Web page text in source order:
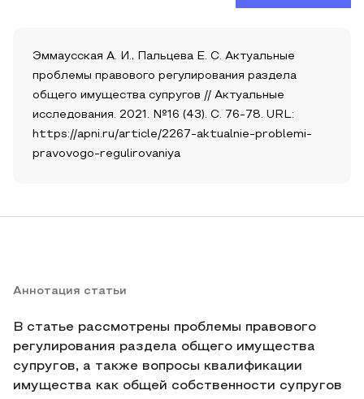
Эммаусская А. И., Пальцева Е. С. Актуальные
проблемы правового регулирования раздела
общего имущества супругов // Актуальные
исследования. 2021. №16 (43). С. 76-78. URL:
https://apni.ru/article/2267-aktualnie-problemi-
pravovogo-regulirovaniya
Аннотация статьи
В статье рассмотрены проблемы правового
регулирования раздела общего имущества
супругов, а также вопросы квалификации
имущества как общей собственности супругов